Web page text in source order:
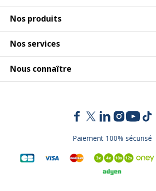
Nos produits
Nos services
Nous connaître
Paiement 100% sécurisé